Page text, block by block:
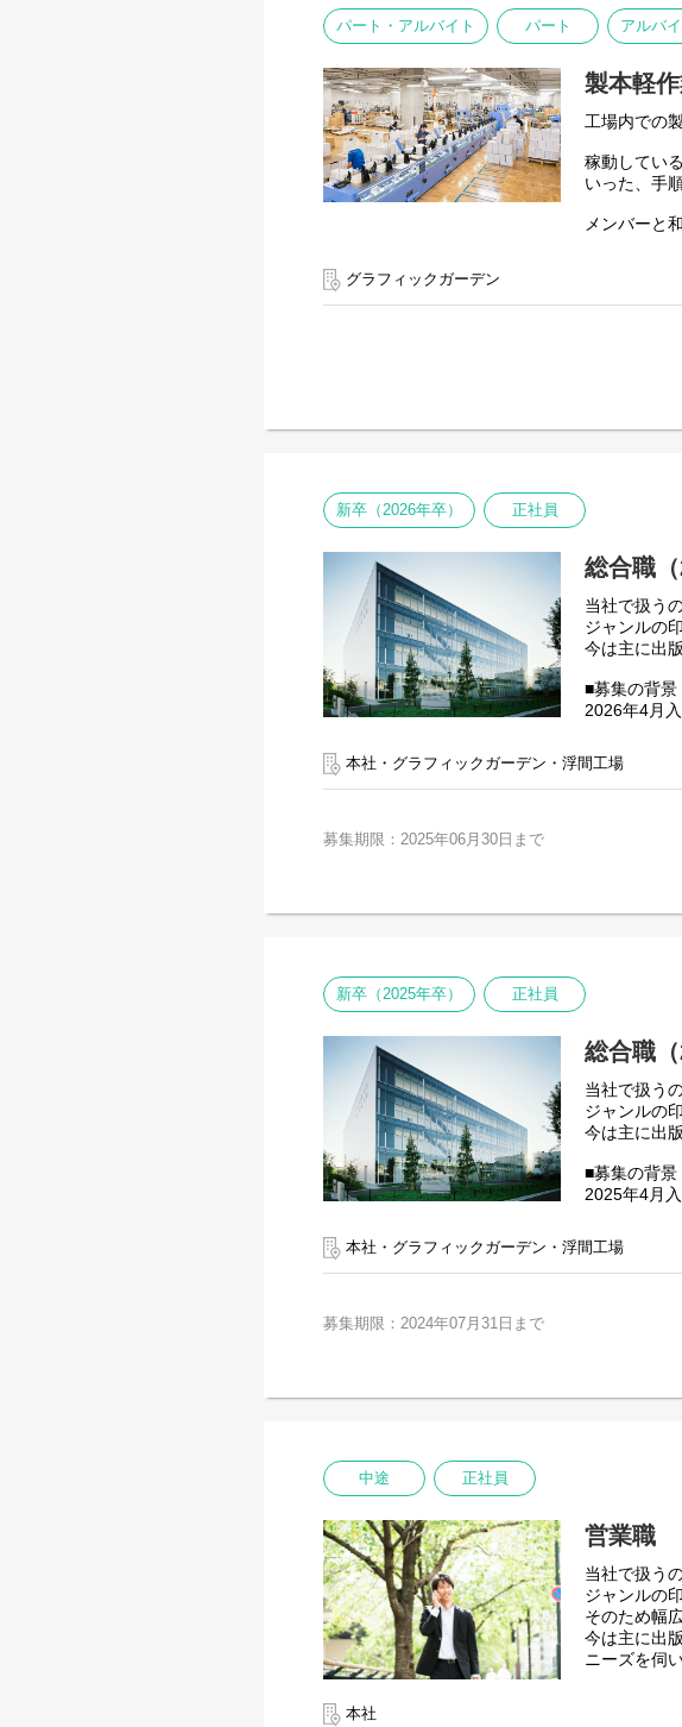
らいます。
まずは一人
配属は「営
配属後も、
んでいただ
将来的には
活躍できる
パート・アルバイト パート アルバ
製本軽
工場内での
稼動してい
いった、手
メンバーと
グラフィックガーデン
新卒（2026年卒） 正社員
総合職
当社で扱う
ジャンルの
今は主に出
■募集の背景
2026年4月
お客様に寄
モノづくり
営業や製造
まずは一人
配属は「営
配属後も、
んでいただ
将来的には
活躍できる
本社・グラフィックガーデン・浮間工場
募集期限：2025年06月30日まで
新卒（2025年卒） 正社員
総合職
当社で扱う
ジャンルの
今は主に出
■募集の背景
2025年4月
お客様に寄
モノづくり
営業や製造
まずは一人
配属は「営
配属後も、
んでいただ
将来的には
活躍できる
本社・グラフィックガーデン・浮間工場
募集期限：2024年07月31日まで
中途 正社員
営業職
当社で扱う
ジャンルの
そのため幅
今は主に出
ニーズを伺
本社